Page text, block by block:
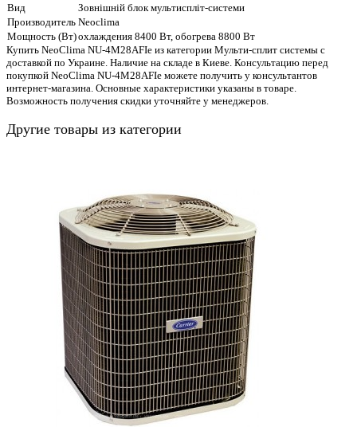
Вид
Зовнішній блок мультиспліт-системи
Производитель Neoclima
Мощность (Вт)охлаждения 8400 Вт, обогрева 8800 Вт
Купить NeoClima NU-4M28AFIe из категории Мульти-сплит системы с
доставкой по Украине. Наличие на складе в Киеве. Консультацию перед
покупкой NeoClima NU-4M28AFIe можете получить у консультантов
интернет-магазина. Основные характеристики указаны в товаре.
Возможность получения скидки уточняйте у менеджеров.
Другие товары из категории